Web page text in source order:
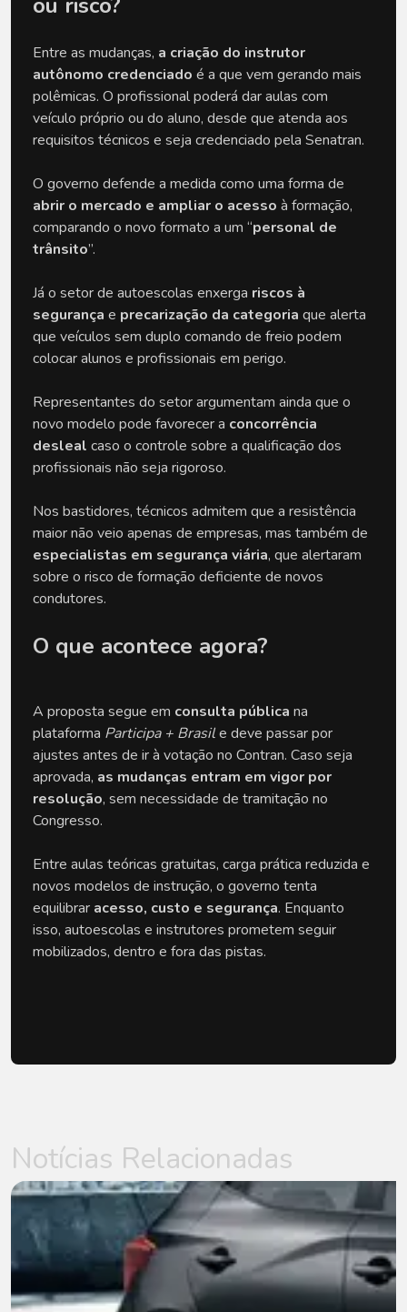
Entre as mudanças, a criação do instrutor
autônomo credenciado é a que vem gerando mais
polêmicas. O profissional poderá dar aulas com
veículo próprio ou do aluno, desde que atenda aos
requisitos técnicos e seja credenciado pela Senatran.
O governo defende a medida como uma forma de
abrir o mercado e ampliar o acesso à formação,
comparando o novo formato a um “personal de
trânsito”.
Já o setor de autoescolas enxerga riscos à
segurança e precarização da categoria que alerta
que veículos sem duplo comando de freio podem
colocar alunos e profissionais em perigo.
Representantes do setor argumentam ainda que o
novo modelo pode favorecer a concorrência
desleal caso o controle sobre a qualificação dos
profissionais não seja rigoroso.
Nos bastidores, técnicos admitem que a resistência
maior não veio apenas de empresas, mas também de
especialistas em segurança viária, que alertaram
sobre o risco de formação deficiente de novos
condutores.
O que acontece agora?
A proposta segue em consulta pública na
plataforma Participa + Brasile deve passar por
ajustes antes de ir à votação no Contran. Caso seja
aprovada, as mudanças entram em vigor por
resolução, sem necessidade de tramitação no
Congresso.
Entre aulas teóricas gratuitas, carga prática reduzida e
novos modelos de instrução, o governo tenta
equilibrar acesso, custo e segurança. Enquanto
isso, autoescolas e instrutores prometem seguir
mobilizados, dentro e fora das pistas.
Notícias Relacionadas